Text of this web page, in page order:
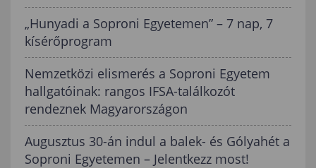
„Hunyadi a Soproni Egyetemen” – 7 nap, 7
kísérőprogram
Nemzetközi elismerés a Soproni Egyetem
hallgatóinak: rangos IFSA-találkozót
rendeznek Magyarországon
Augusztus 30-án indul a balek- és Gólyahét a
Soproni Egyetemen – Jelentkezz most!